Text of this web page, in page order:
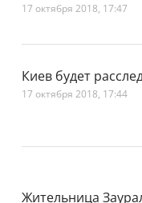
17 октября 2018, 17:47
Киев будет
17 октября 2018, 17:44
Жительница